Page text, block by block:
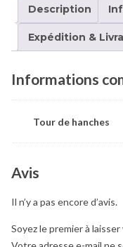
Description
Expédition &
Informations
Tour de hanches
Avis
Il n’y a pas encore d’avis.
Soyez le premier à